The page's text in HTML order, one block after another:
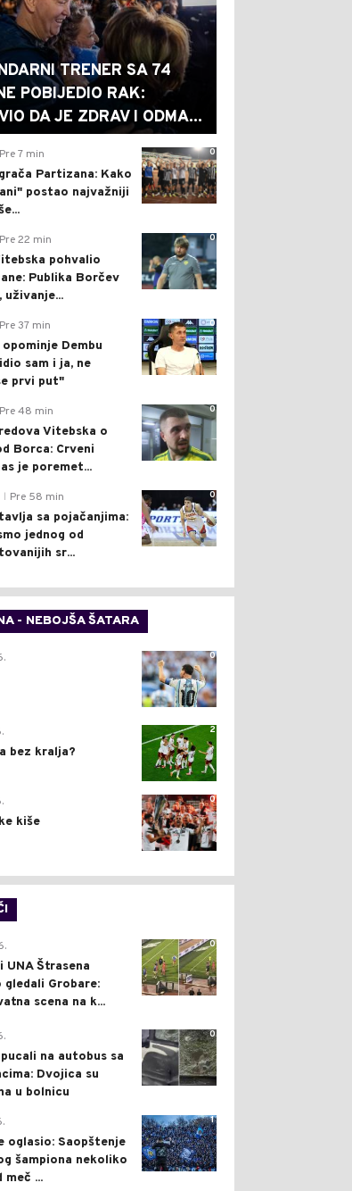
TRENER SA 74
POBIJEDIO RAK:
DA JE ZDRAV I ODMA...
0
Pre 7 min
Partizana: Kako
postao najvažniji
0
Pre 22 min
pohvalio
Publika Borčev
uživanje...
0
Pre 37 min
Dembu
sam i ja, ne
prvi put"
0
Pre 48 min
Vitebska o
Borca: Crveni
je poremet...
0
Pre 58 min
sa pojačanjima:
jednog od
sr...
- NEBOJŠA ŠATARA
0
2
bez kralja?
0
kiše
0
UNA Štrasena
gledali Grobare:
scena na k...
0
na autobus sa
Dvojica su
u bolnicu
1
oglasio: Saopštenje
šampiona nekoliko
meč ...